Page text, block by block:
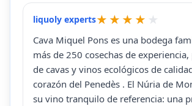
liquoly experts
Cava Miquel Pons es una bodega
más de 250 cosechas de
de cavas y vinos ecológicos de
corazón del Penedès . El Núria de
su vino tranquilo de referencia: una